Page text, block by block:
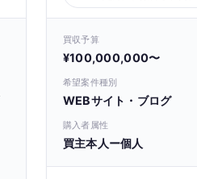
買収予算
¥100,000,000〜
希望案件種別
WEBサイト・ブログ
購入者属性
買主本人ー個人